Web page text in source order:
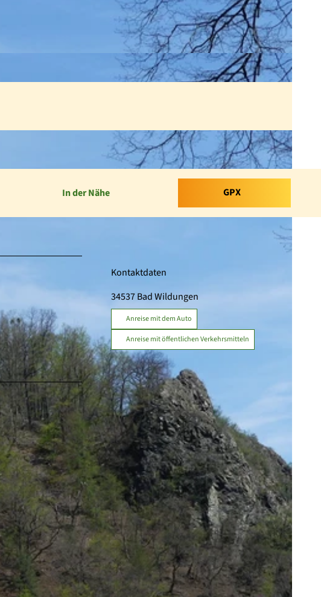
In der Nähe GPX
Kontaktdaten
34537Bad Wildungen
Anreise mit dem Auto
Anreise mit öffentlichen Verkehrsmitteln